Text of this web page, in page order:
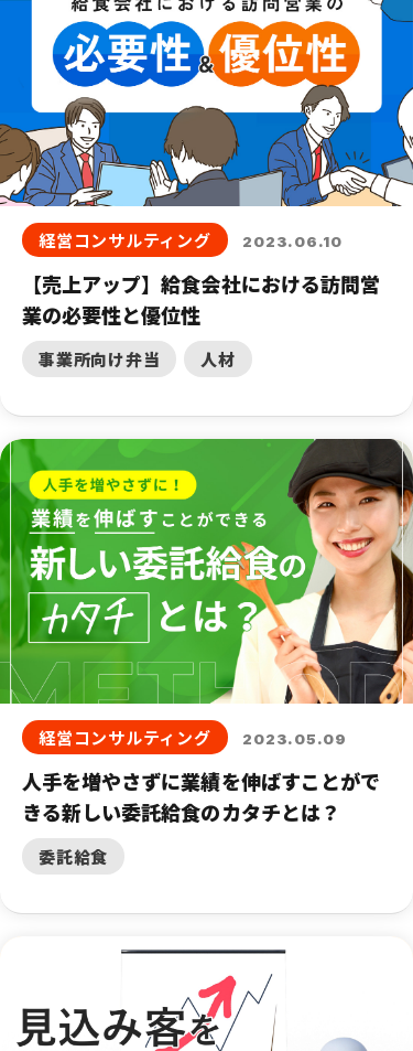
経営コンサルティング 2023.06.10
【売上アップ】給食会社における訪問営
業の必要性と優位性
事業所向け弁当 人材
経営コンサルティング 2023.05.09
人手を増やさずに業績を伸ばすことがで
きる新しい委託給食のカタチとは？
委託給食